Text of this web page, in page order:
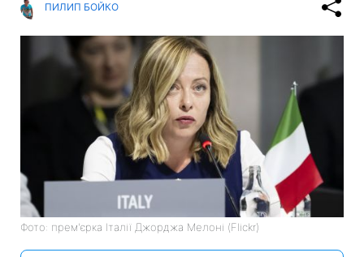
ПИЛИП БОЙКО
Фото: прем'єрка Італії Джорджа Мелоні (Flickr)